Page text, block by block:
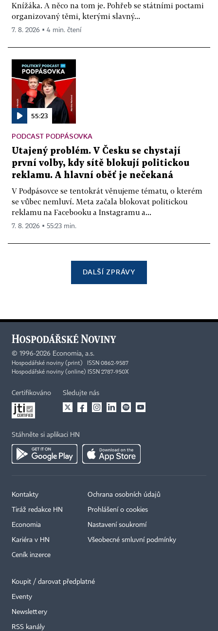
Knížáka. A něco na tom je. Pohřeb se státními poctami
organizovaný těmi, kterými slavný...
7. 8. 2026 ▪ 4 min. čtení
55:23
PODCAST PODPÁSOVKA
Utajený problém. V Česku se chystají
první volby, kdy sítě blokují politickou
reklamu. A hlavní oběť je nečekaná
V Podpásovce se tentokrát věnujeme tématu, o kterém
se vůbec nemluví. Meta začala blokovat politickou
reklamu na Facebooku a Instagramu a...
7. 8. 2026 ▪ 55:23 min.
DALŠÍ ZPRÁVY
© 1996-2026 Economia, a.s.
Hospodářské noviny (print) ISSN 0862-9587
Hospodářské noviny (online) ISSN 2787-950X
Certifikováno Sledujte nás
Stáhněte si aplikaci HN
Kontakty
Tiráž redakce HN
Economia
Kariéra v HN
Ceník inzerce
Ochrana osobních údajů
Prohlášení o cookies
Nastavení soukromí
Všeobecné smluvní podmínky
Koupit / darovat předplatné
Eventy
Newslettery
RSS kanály